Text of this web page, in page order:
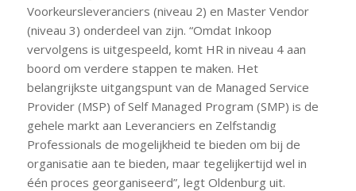
Voorkeursleveranciers (niveau 2) en Master Vendor
(niveau 3) onderdeel van zijn. “Omdat Inkoop
vervolgens is uitgespeeld, komt HR in niveau 4 aan
boord om verdere stappen te maken. Het
belangrijkste uitgangspunt van de Managed Service
Provider (MSP) of Self Managed Program (SMP) is de
gehele markt aan Leveranciers en Zelfstandig
Professionals de mogelijkheid te bieden om bij de
organisatie aan te bieden, maar tegelijkertijd wel in
één proces georganiseerd”, legt Oldenburg uit.